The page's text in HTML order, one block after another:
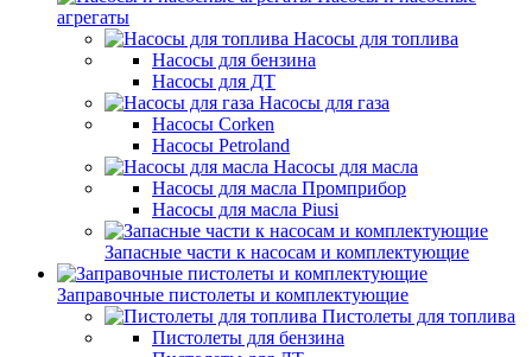
агрегаты
Насосы для топлива
Насосы для бензина
Насосы для ДТ
Насосы для газа
Насосы Corken
Насосы Petroland
Насосы для масла
Насосы для масла Промприбор
Насосы для масла Piusi
Запасные части к насосам и комплектующие
Заправочные пистолеты и комплектующие
Пистолеты для топлива
Пистолеты для бензина